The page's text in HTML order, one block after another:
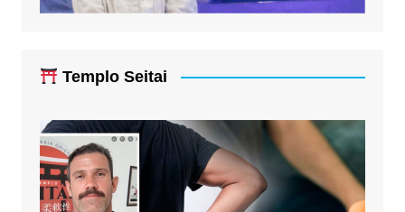
Templo Seitai